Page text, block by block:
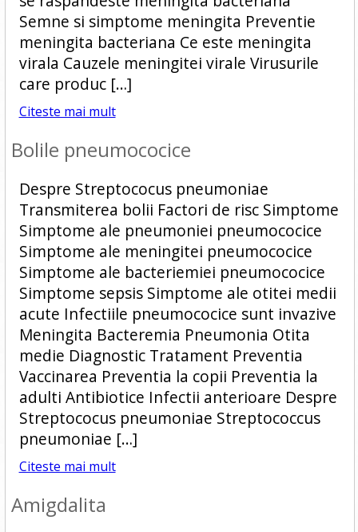
Semne si simptome meningita Preventie
meningita bacteriana Ce este meningita
virala Cauzele meningitei virale Virusurile
care produc […]
Citeste mai mult
Bolile pneumococice
Despre Streptococus pneumoniae
Transmiterea bolii Factori de risc Simptome
Simptome ale pneumoniei pneumococice
Simptome ale meningitei pneumococice
Simptome ale bacteriemiei pneumococice
Simptome sepsis Simptome ale otitei medii
acute Infectiile pneumococice sunt invazive
Meningita Bacteremia Pneumonia Otita
medie Diagnostic Tratament Preventia
Vaccinarea Preventia la copii Preventia la
adulti Antibiotice Infectii anterioare Despre
Streptococus pneumoniae Streptococcus
pneumoniae […]
Citeste mai mult
Amigdalita